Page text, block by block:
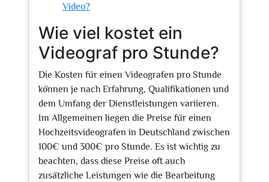
Video?
Wie viel kostet ein
Videograf pro Stunde?
Die Kosten für einen Videografen pro Stunde
können je nach Erfahrung, Qualifikationen und
dem Umfang der Dienstleistungen variieren.
Im Allgemeinen liegen die Preise für einen
Hochzeitsvideografen in Deutschland zwischen
100€ und 300€ pro Stunde. Es ist wichtig zu
beachten, dass diese Preise oft auch
zusätzliche Leistungen wie die Bearbeitung